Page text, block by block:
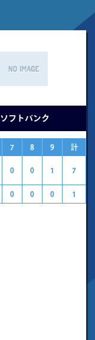
ソフトバンク
7 8 9 計
0 0 1 7
0 0 0 1